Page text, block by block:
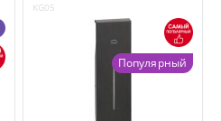
KG05
Популярный